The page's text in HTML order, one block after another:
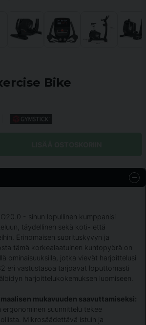
Bike
- sinun lopullinen kumppanisi
täydellinen sekä koti- että
Erinomaisen suorituskyvyn ja
tämä korkealaatuinen kuntopyörä on
ominaisuuksilla, jotka vievät harjoittelusi
eri vastustasoa tarjoavat loputtomasti
harjoittelukokemuksen luomiseen.
mukavuuden saavuttamiseksi:
ergonominen suunnittelu tekee
Mikrosäädettävä istuin ja